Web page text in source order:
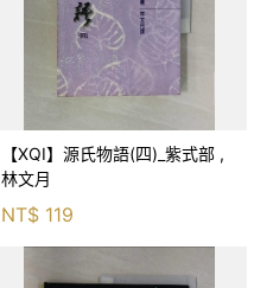
【XQI】源氏物語(四)_紫式部 ,
林文月
NT$ 119